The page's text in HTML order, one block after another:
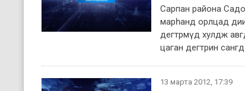
Сарпан района
марһанд орлцад
дегтрмүд хулдж
цаган дегтрин
13 марта 2012, 17:39